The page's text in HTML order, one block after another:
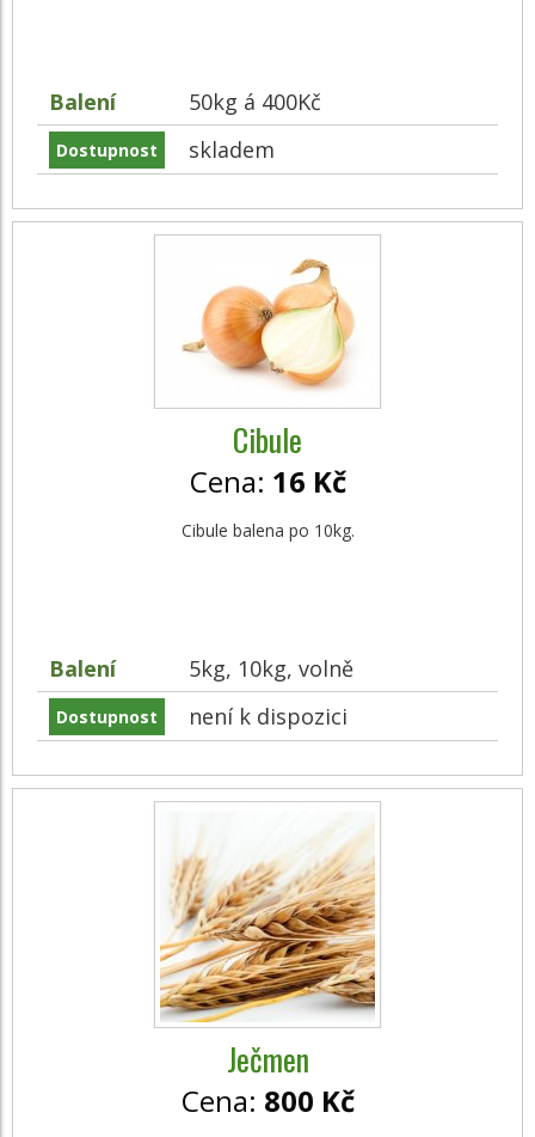
Balení 50kg á 400Kč
Dostupnost skladem
Cibule
Cena: 16 Kč
Cibule balena po 10kg.
Balení 5kg, 10kg, volně
Dostupnost není k dispozici
Ječmen
Cena: 800 Kč